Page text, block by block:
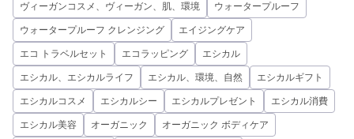
ヴィーガンコスメ、ヴィーガン、肌、環境 ウォータープルーフ
ウォータープルーフ クレンジング エイジングケア
エコ トラベルセット エコラッピング エシカル
エシカル、エシカルライフ エシカル、環境、自然 エシカルギフト
エシカルコスメ エシカルシー エシカルプレゼント エシカル消費
エシカル美容 オーガニック オーガニック ボディケア